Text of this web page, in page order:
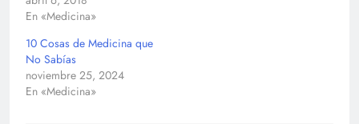
En «Medicina»
10 Cosas de Medicina que
No Sabías
noviembre 25, 2024
En «Medicina»